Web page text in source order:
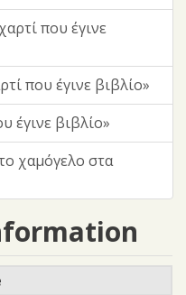
που έγινε
που έγινε βιβλίο»
έγινε βιβλίο»
χαμόγελο στα